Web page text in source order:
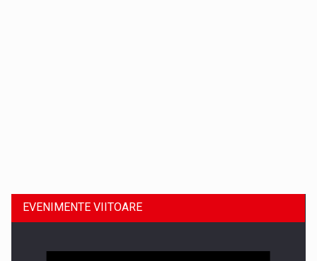
EVENIMENTE VIITOARE